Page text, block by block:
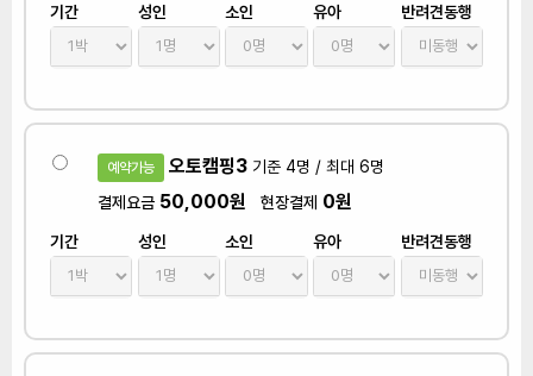
기간 성인 소인 유아 반려견동행
예약가능 오토캠핑3 기준 4명 / 최대 6명
결제요금 50,000원 현장결제 0원
기간 성인 소인 유아 반려견동행